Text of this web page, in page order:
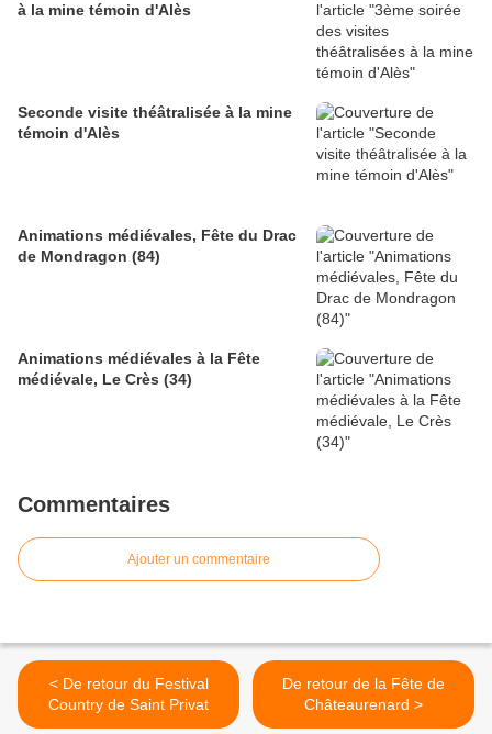
à la mine témoin d'Alès
Seconde visite théâtralisée à la mine
témoin d'Alès
Animations médiévales, Fête du Drac
de Mondragon (84)
Animations médiévales à la Fête
médiévale, Le Crès (34)
Commentaires
Ajouter un commentaire
< De retour du Festival
Country de Saint Privat
De retour de la Fête de
Châteaurenard >